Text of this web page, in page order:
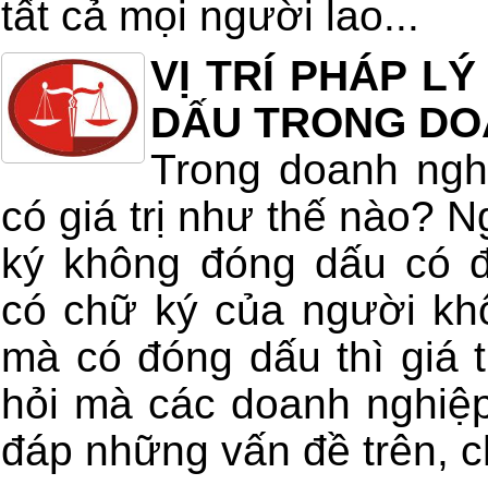
tất cả mọi người lao...
VỊ TRÍ PHÁP
DẤU TRONG
Trong doanh
có giá trị như thế nào?
ký không đóng dấu có
có chữ ký của người
mà có đóng dấu thì giá
hỏi mà các doanh
đáp những vấn đề trên,